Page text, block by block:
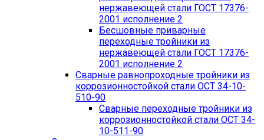
нержавеющей стали ГОСТ 17376-
2001 исполнение 2
Бесшовные приварные
переходные тройники из
нержавеющей стали ГОСТ 17376-
2001 исполнение 2
Сварные равнопроходные тройники из
коррозионностойкой стали ОСТ 34-10-
510-90
Сварные переходные тройники из
коррозионностойкой стали ОСТ 34-
10-511-90